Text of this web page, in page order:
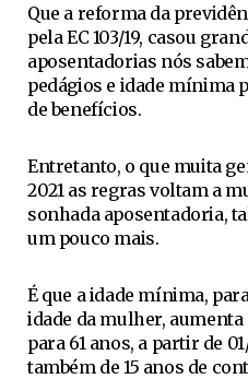
Que a reforma da
pela EC 103/19, casou
aposentadorias nós
pedágios e idade mínima
de benefícios.
Entretanto, o que muita
2021 as regras voltam a
sonhada aposentadoria,
um pouco mais.
É que a idade mínima,
idade da mulher, aumenta
para 61 anos, a partir de
também de 15 anos de